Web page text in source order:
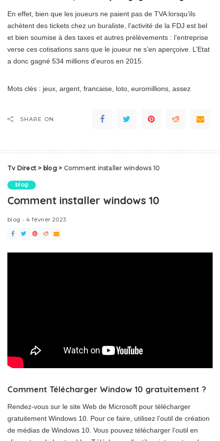
En effet, bien que les joueurs ne paient pas de TVA lorsqu’ils
achètent des tickets chez un buraliste, l’activité de la FDJ est bel
et bien soumise à des taxes et autres prélèvements : l’entreprise
verse ces cotisations sans que le joueur ne s’en aperçoive. L’Etat
a donc gagné 534 millions d’euros en 2015.
Mots clés : jeux, argent, francaise, loto, euromillions, assez
SHARE ON
Tv Direct > blog> Comment installer windows 10
blog
Comment installer windows 10
blog 4 février 2023
Comment Télécharger Window 10 gratuitement ?
Rendez-vous sur le site Web de Microsoft pour télécharger
gratuitement Windows 10. Pour ce faire, utilisez l’outil de création
de médias de Windows 10. Vous pouvez télécharger l’outil en